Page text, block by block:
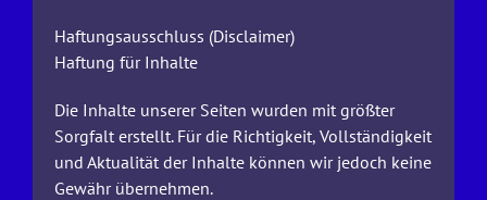
Haftungsausschluss (Disclaimer)
Haftung für Inhalte
Die Inhalte unserer Seiten wurden mit größter
Sorgfalt erstellt. Für die Richtigkeit, Vollständigkeit
und Aktualität der Inhalte können wir jedoch keine
Gewähr übernehmen.